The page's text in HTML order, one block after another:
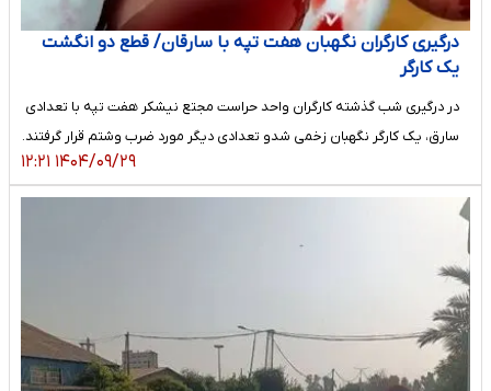
درگیری کارگران نگهبان هفت تپه با سارقان/ قطع دو انگشت
یک کارگر
در درگیری شب گذشته کارگران واحد حراست مجتع نیشکر هفت تپه با تعدادی
سارق، یک کارگر نگهبان زخمی شدو تعدادی دیگر مورد ضرب وشتم قرار گرفتند.
۱۴۰۴/۰۹/۲۹ ۱۲:۲۱